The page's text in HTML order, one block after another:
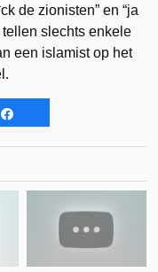
de zionisten” en “ja
slechts enkele
een islamist op het